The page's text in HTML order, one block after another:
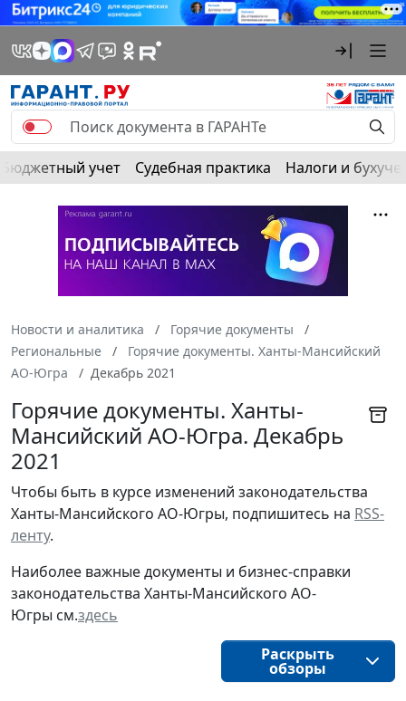
Бюджетный учет Судебная практика Налоги и
Новости и аналитика
Горячие документы
Региональные
Горячие документы. Ханты-Мансийский
АО-Югра
Декабрь 2021
Горячие документы. Ханты-
Мансийский АО-Югра. Декабрь
2021
Чтобы быть в курсе изменений законодательства
Ханты-Мансийского АО-Югры, подпишитесь на RSS-
ленту.
Наиболее важные документы и бизнес-справки
законодательства Ханты-Мансийского АО-
Югры см.здесь
Раскрыть
обзоры